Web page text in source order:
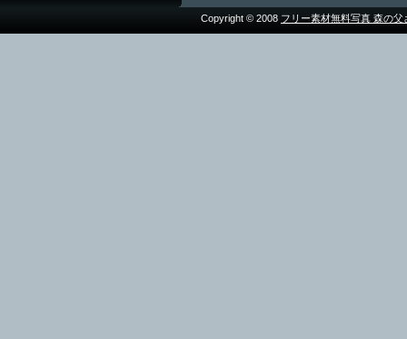
Copyright © 2008 フリー素材無料写真 森の父